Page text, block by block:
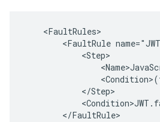
    <FaultRules>
<FaultRule
            <Step>
            </Step>
        </FaultRule>